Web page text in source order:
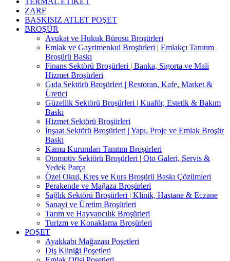
ZARF
BASKISIZ ATLET POŞET
BROŞÜR
Avukat ve Hukuk Bürosu Broşürleri
Emlak ve Gayrimenkul Broşürleri | Emlakçı Tanıtım
Broşürü Baskı
Finans Sektörü Broşürleri | Banka, Sigorta ve Mali
Hizmet Broşürleri
Gıda Sektörü Broşürleri | Restoran, Kafe, Market &
Üretici
Güzellik Sektörü Broşürleri | Kuaför, Estetik & Bakım
Baskı
Hizmet Sektörü Broşürleri
İnşaat Sektörü Broşürleri | Yapı, Proje ve Emlak Broşür
Baskı
Kamu Kurumları Tanıtım Broşürleri
Otomotiv Sektörü Broşürleri | Oto Galeri, Servis &
Yedek Parça
Özel Okul, Kreş ve Kurs Broşürü Baskı Çözümleri
Perakende ve Mağaza Broşürleri
Sağlık Sektörü Broşürleri | Klinik, Hastane & Eczane
Sanayi ve Üretim Broşürleri
Tarım ve Hayvancılık Broşürleri
Turizm ve Konaklama Broşürleri
POŞET
Ayakkabı Mağazası Poşetleri
Diş Kliniği Poşetleri